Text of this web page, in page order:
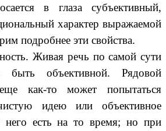
в глаза субъективный,
характер выражаемой
подробнее эти свойства.
Живая речь по самой сути
объективной. Рядовой
как-то может попытаться
идею или объективное
него есть на то время; но при